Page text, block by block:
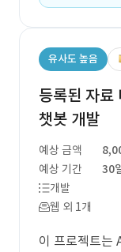
유사도 높음
등록된 자료
챗봇 개발
예상 금액
예상 기간
30
개발
웹 외 1개
이 프로젝트는